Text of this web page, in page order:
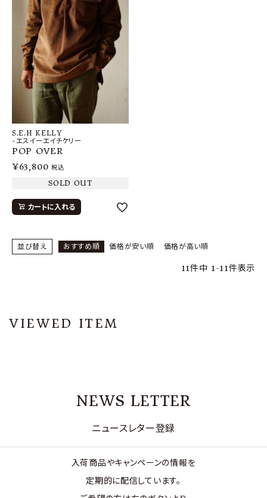
S.E.H KELLY
-エスイーエイチケリー
POP OVER
¥63,800 税込
SOLD OUT
カートに入れる
並び替え おすすめ順 価格が安い順 価格が高い順
11件中 1-11件表示
VIEWED ITEM
NEWS LETTER
ニュースレター登録
入荷商品やキャンペーンの情報を
定期的に配信しています。